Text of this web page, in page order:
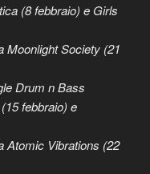
(8 febbraio) e Girls
Moonlight Society (21
Drum n Bass
febbraio) e
Atomic Vibrations (22